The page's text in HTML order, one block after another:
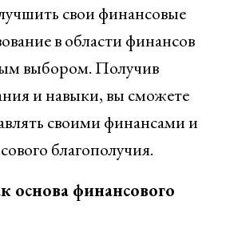
свои финансовые
в области финансов
выбором. Получив
и навыки, вы сможете
своими финансами и
благополучия.
основа финансового